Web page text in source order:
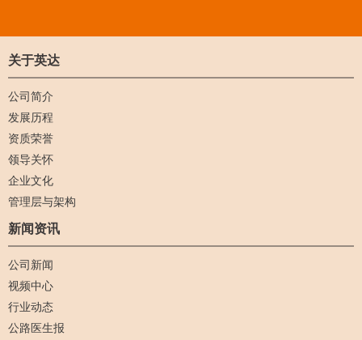
关于英达
公司简介
发展历程
资质荣誉
领导关怀
企业文化
管理层与架构
新闻资讯
公司新闻
视频中心
行业动态
公路医生报